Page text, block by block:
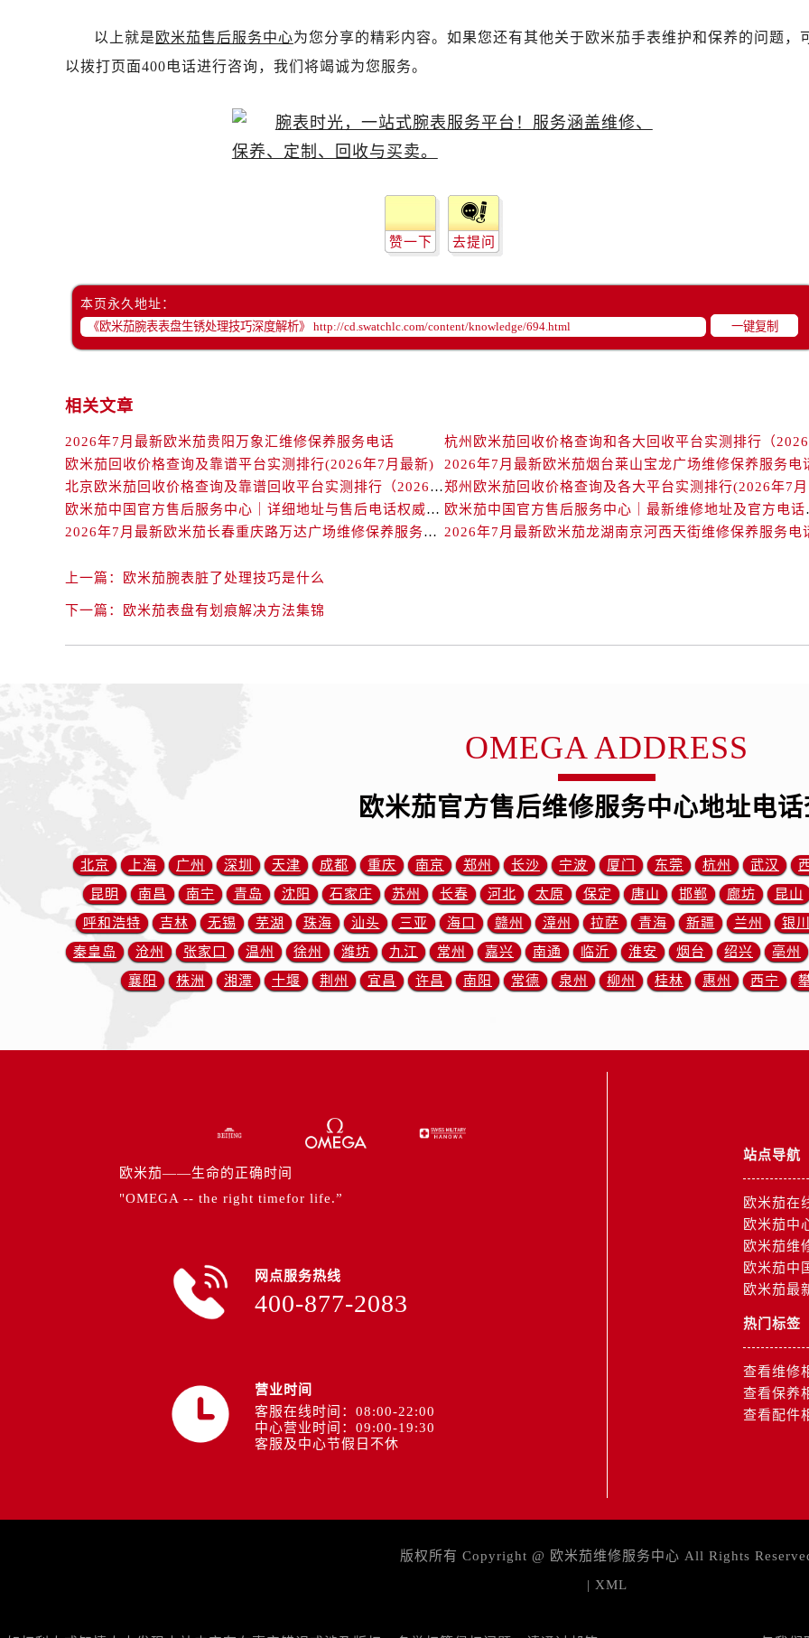
黑龙江省牡丹江市东安区太平路欧米茄售后服务中心（需提前预约）
黑龙江省齐齐哈尔市龙沙区龙华路欧米茄售后服务中心（需提前预约）
黑龙江省双鸭山市尖山区新兴大街欧米茄售后服务中心（需提前预约）
黑龙江省伊春市伊美区通河路欧米茄售后服务中心（需提前预约）
吉林省白城市洮北区明仁南街欧米茄售后服务中心（需提前预约）
吉林省白山市浑江区浑江大街欧米茄售后服务中心（需提前预约）
吉林省梅河口市新华街道梅河大街欧米茄售后服务中心（需提前预约）
吉林省四平市铁东区紫气大路与南九经街交汇处欧米茄售后服务中心（需提前预约）
辽宁省鞍山市铁东区站前街欧米茄售后服务中心（需提前预约）
辽宁省本溪市平山区胜利路欧米茄售后服务中心（需提前预约）
辽宁省朝阳市双塔区新华路欧米茄售后服务中心（需提前预约）
辽宁省丹东市振兴区七经街欧米茄售后服务中心（需提前预约）
辽宁省阜新市海州区解放大街欧米茄售后服务中心（需提前预约）
辽宁省葫芦岛市连山区中央路欧米茄售后服务中心（需提前预约）
辽宁省营口市站前区市府路与渤海大街交叉口欧米茄售后服务中心（需提前预约）
辽宁省沈阳市沈河区中街路137号亨得利名表维修授权店1楼欧米茄售后服务中心（需提前预约）
辽宁省沈阳市沈河区中街路83号亨得利名表维修授权店1楼欧米茄售后服务中心（需提前预约）
北京市朝阳区建国门外大街甲6号华熙国际中心D座11层1102室欧米茄售后服务中心（需提前预约）
河北省保定市竞秀区朝阳北大街北国先天下欧米茄售后服务中心（需提前预约）
内蒙古自治区阿拉善盟市左旗土尔扈特大街欧米茄售后服务中心（需提前预约）
内蒙古自治区巴彦淖尔市临河区新华街欧米茄售后服务中心（需提前预约）
内蒙古自治区包头市青山区幸福路甲3号王府井百货名表维修欧米茄售后服务中心（需提前预约）
内蒙古自治区赤峰市红山区哈达街欧米茄售后服务中心（需提前预约）
内蒙古自治区鄂尔多斯市东胜区伊金霍洛街欧米茄售后服务中心（需提前预约）
内蒙古自治区兴安盟市乌兰浩特市兴安大街欧米茄售后服务中心（需提前预约）
山西省大同市平城区迎宾街欧米茄售后服务中心（需提前预约）
山西省吕梁市离石区永宁中路与建设街交叉口欧米茄售后服务中心（需提前预约）
山西省朔州市朔城区怡西路与鄯阳西街交汇处欧米茄售后服务中心（需提前预约）
山西省忻州市忻府区和平东街与七一南路交叉口欧米茄售后服务中心（需提前预约）
山西省长治市潞州区英雄中路欧米茄售后服务中心（需提前预约）
山西省太原市迎泽区迎泽街道解放路15号亨得利名表维修授权店3楼欧米茄售后服务中心（需提前预
天津市和平区赤峰道136号天津国际金融中心26层2603室欧米茄售后服务中心（需提前预约）
安徽省亳州市谯城区魏武大道欧米茄售后服务中心（需提前预约）
以上就是 欧米茄售后服务中心为您分享的精彩内容。如果您还有其他关于欧米茄手表维护和保养的问题，
以拨打页面400电话进行咨询，我们将竭诚为您服务。
赞一下 去提问
本页永久地址：
一键复制
相关文章
2026年7月最新欧米茄贵阳万象汇维修保养服务电话
欧米茄回收价格查询及靠谱平台实测排行(2026年7月最新)
2026年7月最新欧米茄烟台莱山宝龙广场维修保养服务电
北京欧米茄回收价格查询及靠谱回收平台实测排行（2026年7月最新数据）
欧米茄中国官方售后服务中心｜详细地址与售后电话权威信息通知（2026年7月最新）
欧米茄中国
2026年7月最新欧米茄长春重庆路万达广场维修保养服务电话
2026年7月最新欧米茄龙湖南京河西天街维修保养服务电
上一篇： 欧米茄腕表脏了处理技巧是什么
下一篇： 欧米茄表盘有划痕解决方法集锦
OMEGA ADDRESS
欧米茄官方售后维修服务中心地址电
北京 上海 广州 深圳 天津 成都 重庆 南京 郑州 长沙 宁波 厦门 东莞 杭州 武汉
昆明
南昌 南宁 青岛 沈阳 石家庄 苏州 长春 河北 太原 保定 唐山 邯郸 廊坊
昆山
呼和浩特
吉林 无锡 芜湖 珠海 汕头 三亚 海口 赣州 漳州 拉萨 青海 新疆 兰州
银
秦皇岛
沧州 张家口 温州 徐州 潍坊 九江 常州 嘉兴 南通 临沂 淮安 烟台 绍兴
亳州
襄阳
株洲 湘潭 十堰 荆州 宜昌 许昌 南阳 常德 泉州 柳州 桂林 惠州 西宁
欧米茄——生命的正确时间
"OMEGA -- the right timefor life.”
网点服务热线
400-877-2083
营业时间
客服在线时间：08:00-22:00
中心营业时间：09:00-19:30
客服及中心节假日不休
站点导航
欧米茄在
欧米茄中
欧米茄维
欧米茄中
欧米茄最
热门标签
查看维修
查看保养
查看配件
版权所有 Copyright @ 欧米茄维修服务中心 All Rights
| XML